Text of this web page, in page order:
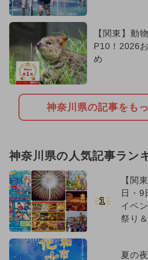
【関東】動
P10！2026
め
神奈川県の記事をも
神奈川県の人気記事ラン
1
【関
日・9
イベ
祭り
夏の